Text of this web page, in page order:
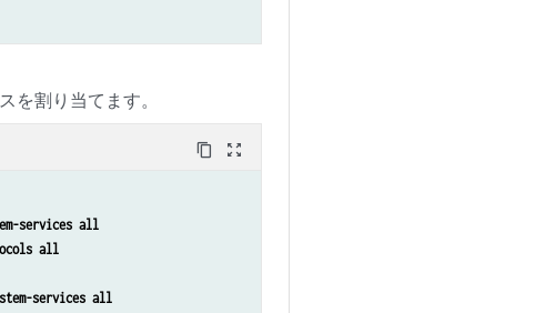
を割り当てます。
content_copy zoom_out_map
services all
all
services all